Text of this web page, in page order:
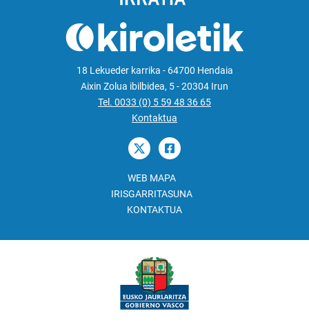
18 Lekueder karrika - 64700 Hendaia
Aixin Zolua ibilbidea, 5 - 20304 Irun
Tel. 0033 (0) 5 59 48 36 65
Kontaktua
WEB MAPA
IRISGARRITASUNA
KONTAKTUA